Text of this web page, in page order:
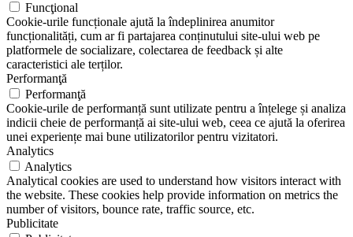
Funcţional
Cookie-urile funcționale ajută la îndeplinirea anumitor
funcționalități, cum ar fi partajarea conținutului site-ului web pe
platformele de socializare, colectarea de feedback și alte
caracteristici ale terților.
Performanţă
Performanţă
Cookie-urile de performanță sunt utilizate pentru a înțelege și analiza
indicii cheie de performanță ai site-ului web, ceea ce ajută la oferirea
unei experiențe mai bune utilizatorilor pentru vizitatori.
Analytics
Analytics
Analytical cookies are used to understand how visitors interact with
the website. These cookies help provide information on metrics the
number of visitors, bounce rate, traffic source, etc.
Publicitate